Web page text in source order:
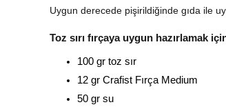
Uygun derecede pişirildiğinde gıda ile
Toz sırı fırçaya uygun hazırlamak
100 gr toz sır
12 gr Crafist Fırça Medium
50 gr su